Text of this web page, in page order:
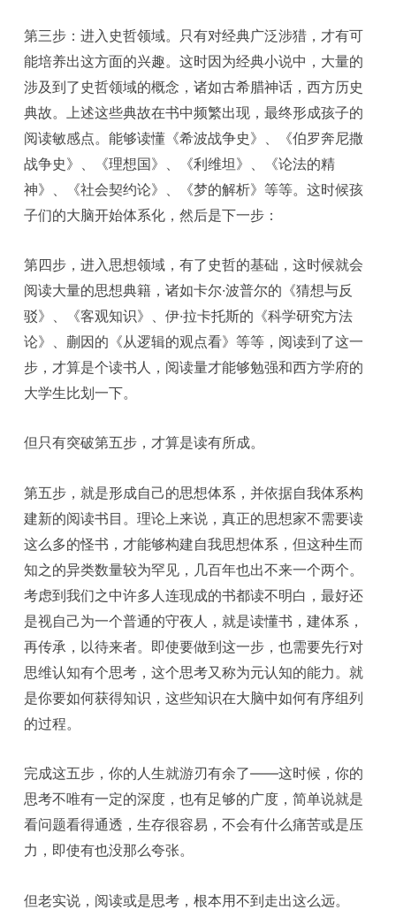
第三步：进入史哲领域。只有对经典广泛涉猎，才有可
能培养出这方面的兴趣。这时因为经典小说中，大量的
涉及到了史哲领域的概念，诸如古希腊神话，西方历史
典故。上述这些典故在书中频繁出现，最终形成孩子的
阅读敏感点。能够读懂《希波战争史》、《伯罗奔尼撒
战争史》、《理想国》、《利维坦》、《论法的精
神》、《社会契约论》、《梦的解析》等等。这时候孩
子们的大脑开始体系化，然后是下一步：
第四步，进入思想领域，有了史哲的基础，这时候就会
阅读大量的思想典籍，诸如卡尔·波普尔的《猜想与反
驳》、《客观知识》、伊·拉卡托斯的《科学研究方法
论》、蒯因的《从逻辑的观点看》等等，阅读到了这一
步，才算是个读书人，阅读量才能够勉强和西方学府的
大学生比划一下。
但只有突破第五步，才算是读有所成。
第五步，就是形成自己的思想体系，并依据自我体系构
建新的阅读书目。理论上来说，真正的思想家不需要读
这么多的怪书，才能够构建自我思想体系，但这种生而
知之的异类数量较为罕见，几百年也出不来一个两个。
考虑到我们之中许多人连现成的书都读不明白，最好还
是视自己为一个普通的守夜人，就是读懂书，建体系，
再传承，以待来者。即使要做到这一步，也需要先行对
思维认知有个思考，这个思考又称为元认知的能力。就
是你要如何获得知识，这些知识在大脑中如何有序组列
的过程。
完成这五步，你的人生就游刃有余了——这时候，你的
思考不唯有一定的深度，也有足够的广度，简单说就是
看问题看得通透，生存很容易，不会有什么痛苦或是压
力，即使有也没那么夸张。
但老实说，阅读或是思考，根本用不到走出这么远。